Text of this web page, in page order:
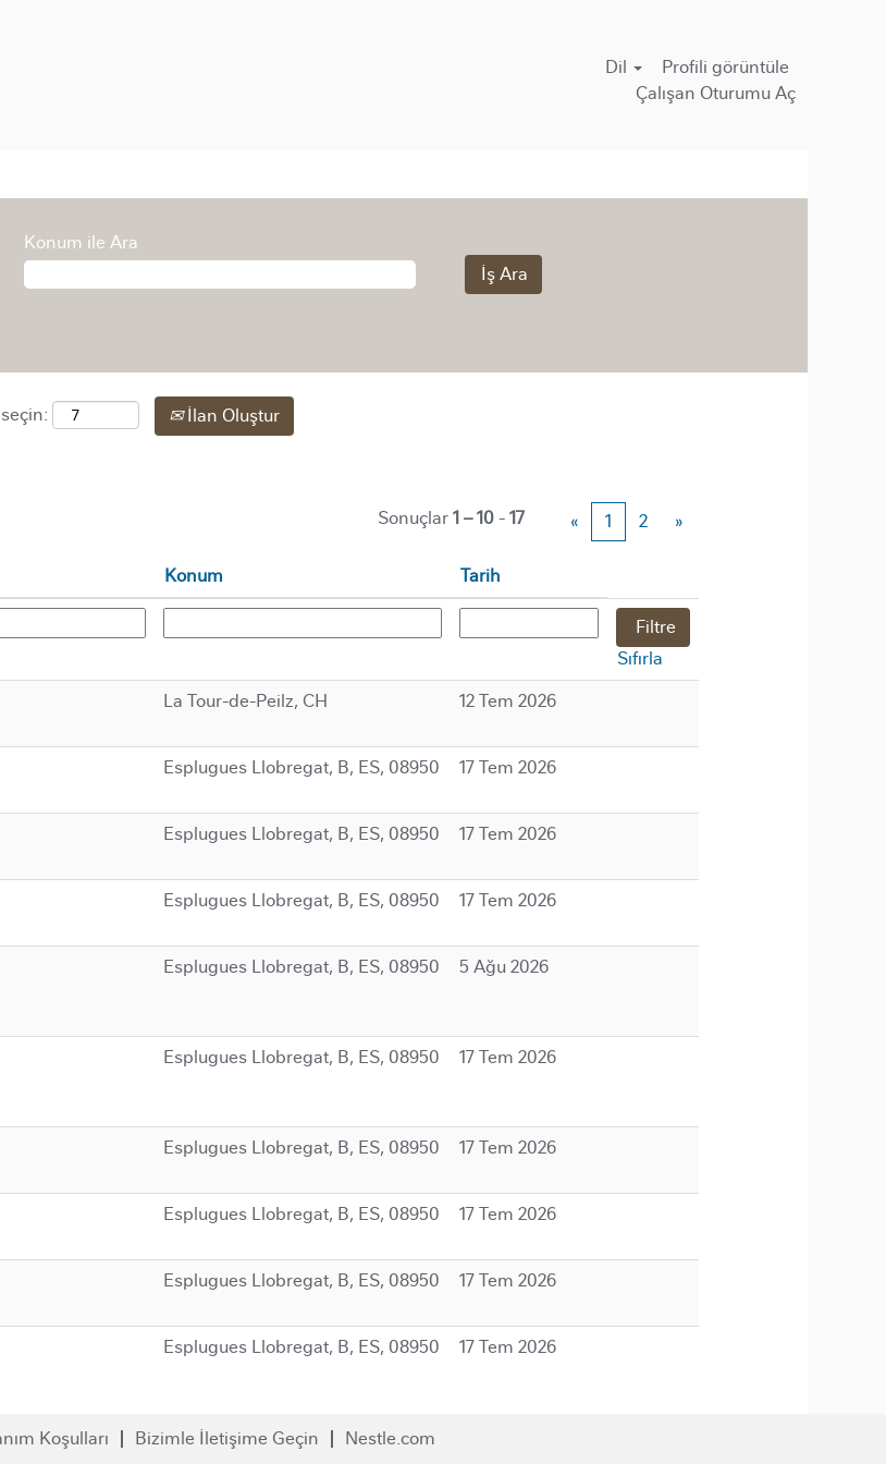
Dil
Profi̇li̇ görüntüle
Çalışan Oturumu Aç
Konum ile Ara
İlan Oluştur
Sonuçlar1 – 10-17 « 1 2 »
Konum Tarih
Sıfırla
La Tour-de-Peilz, CH 12 Tem 2026
Esplugues Llobregat, B, ES, 08950 17 Tem 2026
Esplugues Llobregat, B, ES, 08950 17 Tem 2026
Esplugues Llobregat, B, ES, 08950 17 Tem 2026
Esplugues Llobregat, B, ES, 08950 5 Ağu 2026
Esplugues Llobregat, B, ES, 08950 17 Tem 2026
Esplugues Llobregat, B, ES, 08950 17 Tem 2026
Esplugues Llobregat, B, ES, 08950 17 Tem 2026
Esplugues Llobregat, B, ES, 08950 17 Tem 2026
Esplugues Llobregat, B, ES, 08950 17 Tem 2026
Koşulları Bizimle İletişime Geçin Nestle.com